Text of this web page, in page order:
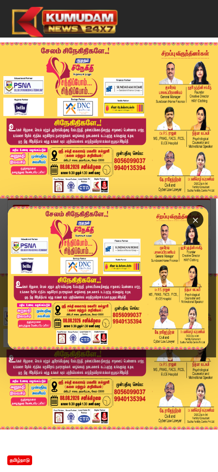
×
Home
தமிழ்நாடு
கடன் தர சிபில் ஸ்கோர் பார்க்கல.. ரிப்போர்ட் தான...
தமிழ்நாடு